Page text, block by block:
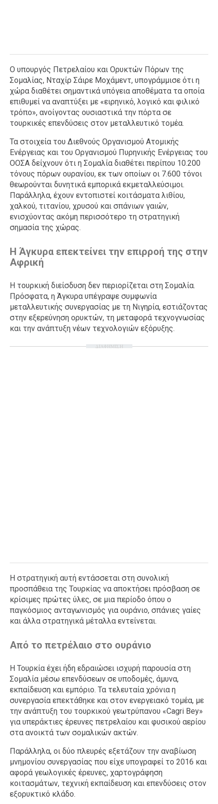
Ο υπουργός Πετρελαίου και Ορυκτών Πόρων της
Σομαλίας, Νταχίρ Σάιρε Μοχάμεντ, υπογράμμισε ότι η
χώρα διαθέτει σημαντικά υπόγεια αποθέματα τα οποία
επιθυμεί να αναπτύξει με «ειρηνικό, λογικό και φιλικό
τρόπο», ανοίγοντας ουσιαστικά την πόρτα σε
τουρκικές επενδύσεις στον μεταλλευτικό τομέα.
Τα στοιχεία του Διεθνούς Οργανισμού Ατομικής
Ενέργειας και του Οργανισμού Πυρηνικής Ενέργειας του
ΟΟΣΑ δείχνουν ότι η Σομαλία διαθέτει περίπου 10.200
τόνους πόρων ουρανίου, εκ των οποίων οι 7.600 τόνοι
θεωρούνται δυνητικά εμπορικά εκμεταλλεύσιμοι.
Παράλληλα, έχουν εντοπιστεί κοιτάσματα λιθίου,
χαλκού, τιτανίου, χρυσού και σπάνιων γαιών,
ενισχύοντας ακόμη περισσότερο τη στρατηγική
σημασία της χώρας.
Η Άγκυρα επεκτείνει την επιρροή της στην
Αφρική
Η τουρκική διείσδυση δεν περιορίζεται στη Σομαλία.
Πρόσφατα, η Άγκυρα υπέγραψε συμφωνία
μεταλλευτικής συνεργασίας με τη Νιγηρία, εστιάζοντας
στην εξερεύνηση ορυκτών, τη μεταφορά τεχνογνωσίας
και την ανάπτυξη νέων τεχνολογιών εξόρυξης.
ΔΙΑΦΗΜΙΣΗ
Η στρατηγική αυτή εντάσσεται στη συνολική
προσπάθεια της Τουρκίας να αποκτήσει πρόσβαση σε
κρίσιμες πρώτες ύλες, σε μια περίοδο όπου ο
παγκόσμιος ανταγωνισμός για ουράνιο, σπάνιες γαίες
και άλλα στρατηγικά μέταλλα εντείνεται.
Από το πετρέλαιο στο ουράνιο
Η Τουρκία έχει ήδη εδραιώσει ισχυρή παρουσία στη
Σομαλία μέσω επενδύσεων σε υποδομές, άμυνα,
εκπαίδευση και εμπόριο. Τα τελευταία χρόνια η
συνεργασία επεκτάθηκε και στον ενεργειακό τομέα, με
την ανάπτυξη του τουρκικού γεωτρύπανου «Cagri Bey»
για υπεράκτιες έρευνες πετρελαίου και φυσικού αερίου
στα ανοικτά των σομαλικών ακτών.
Παράλληλα, οι δύο πλευρές εξετάζουν την αναβίωση
μνημονίου συνεργασίας που είχε υπογραφεί το 2016 και
αφορά γεωλογικές έρευνες, χαρτογράφηση
κοιτασμάτων, τεχνική εκπαίδευση και επενδύσεις στον
εξορυκτικό κλάδο.